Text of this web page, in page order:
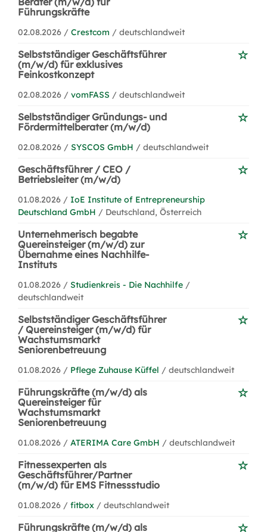
Führungskräfte
02.08.2026 / Crestcom / deutschlandweit
Selbstständiger Geschäftsführer
(m/w/d) für exklusives
Feinkostkonzept
02.08.2026 / vomFASS / deutschlandweit
Selbstständiger Gründungs- und
Fördermittelberater (m/w/d)
02.08.2026 / SYSCOS GmbH / deutschlandweit
Geschäftsführer / CEO /
Betriebsleiter (m/w/d)
01.08.2026 / IoE Institute of Entrepreneurship
Deutschland GmbH / Deutschland, Österreich
Unternehmerisch begabte
Quereinsteiger (m/w/d) zur
Übernahme eines Nachhilfe-
Instituts
01.08.2026 / Studienkreis - Die Nachhilfe /
deutschlandweit
Selbstständiger Geschäftsführer
/ Quereinsteiger (m/w/d) für
Wachstumsmarkt
Seniorenbetreuung
01.08.2026 / Pflege Zuhause Küffel / deutschlandweit
Führungskräfte (m/w/d) als
Quereinsteiger für
Wachstumsmarkt
Seniorenbetreuung
01.08.2026 / ATERIMA Care GmbH / deutschlandweit
Fitnessexperten als
Geschäftsführer/Partner
(m/w/d) für EMS Fitnessstudio
01.08.2026 / fitbox / deutschlandweit
Führungskräfte (m/w/d) als